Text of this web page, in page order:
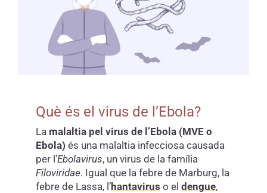
Què és el virus de l’Ebola?
La malaltia pel virus de l’Ebola (MVE o
Ebola) és una malaltia infecciosa causada
per l’Ebolavirus, un virus de la família
Filoviridae. Igual que la febre de Marburg, la
febre de Lassa, l’hantavirus o el dengue,